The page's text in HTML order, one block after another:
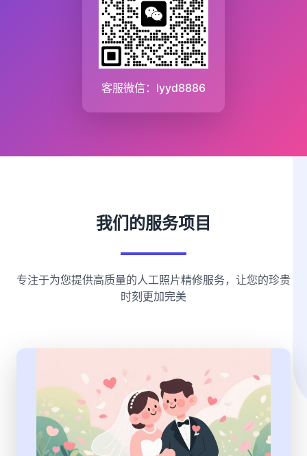
客服微信：lyyd8886
我们的服务项目
专注于为您提供高质量的人工照片精修服务，让您的珍贵
时刻更加完美